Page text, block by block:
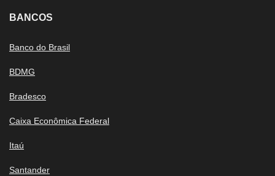
BANCOS
Banco do Brasil
BDMG
Bradesco
Caixa Econômica Federal
Itaú
Santander